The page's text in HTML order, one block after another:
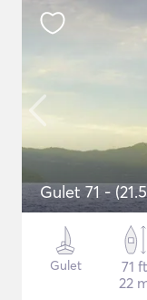
Gulet 71 -
Gulet
71 ft
22